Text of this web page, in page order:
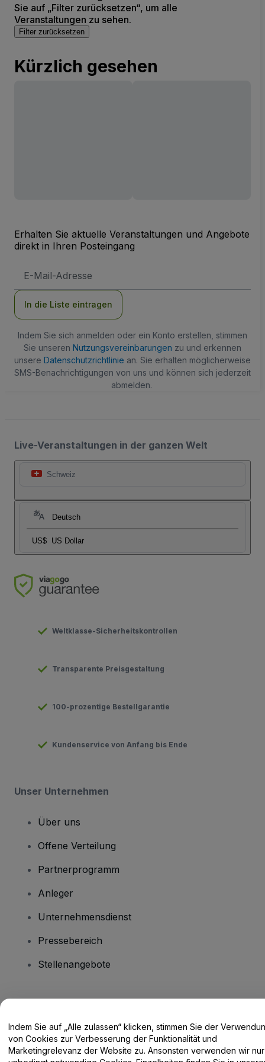
Sie auf „Filter zurücksetzen“, um alle
Veranstaltungen zu sehen.
Filter zurücksetzen
Kürzlich gesehen
Erhalten Sie aktuelle Veranstaltungen und Angebote
direkt in Ihren Posteingang
Mail-
In die Liste eintragen
Indem Sie sich anmelden oder ein Konto erstellen, stimmen
Sie unseren Nutzungsvereinbarungen zu und erkennen
unsere Datenschutzrichtlinie an. Sie erhalten möglicherweise
SMS-Benachrichtigungen von uns und können sich jederzeit
abmelden.
Live-Veranstaltungen in der ganzen Welt
Schweiz
Deutsch
US$ US Dollar
Weltklasse-Sicherheitskontrollen
Transparente Preisgestaltung
100-prozentige Bestellgarantie
Kundenservice von Anfang bis Ende
Unser Unternehmen
Über uns
Offene Verteilung
Partnerprogramm
Anleger
Unternehmensdienst
Pressebereich
Stellenangebote
Hilfe-Center / Kontakt
Indem Sie auf „Alle zulassen“ klicken, stimmen Sie der
von Cookies zur Verbesserung der Funktionalität und
Marketingrelevanz der Website zu. Ansonsten verwenden wir nur